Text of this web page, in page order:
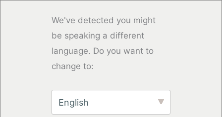
We've detected you might
be speaking a different
language. Do you want to
change to:
English